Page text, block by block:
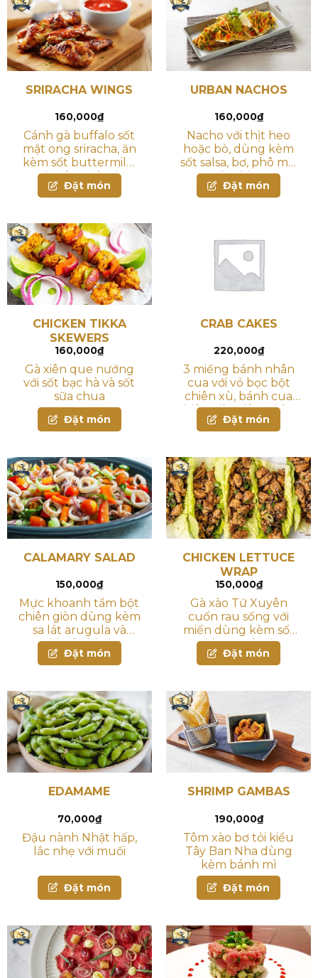
SRIRACHA WINGS
160,000₫
Cánh gà buffalo sốt
mật ong sriracha, ăn
kèm sốt buttermilk,
cần tây & cà rốt
Đặt món
URBAN NACHOS
160,000₫
Nacho với thịt heo
hoặc bò, dùng kèm
sốt salsa, bơ, phô mai
cheddar
Đặt món
CHICKEN TIKKA
SKEWERS
160,000₫
Gà xiên que nướng
với sốt bạc hà và sốt
sữa chua
Đặt món
CRAB CAKES
220,000₫
3 miếng bánh nhân
cua với vỏ bọc bột
chiên xù, bánh cua
chiên giòn dùng kèm
bắp áp chảo và hành
Đặt món
CALAMARY SALAD
150,000₫
Mực khoanh tẩm bột
chiên giòn dùng kèm
sa lát arugula và
giấm balsimic
Đặt món
CHICKEN LETTUCE
WRAP
150,000₫
Gà xào Tứ Xuyên
cuốn rau sống với
miến dùng kèm sốt
đậu phộng và sốt sữa
chua
Đặt món
EDAMAME
70,000₫
Đậu nành Nhật hấp,
lắc nhẹ với muối
Đặt món
SHRIMP GAMBAS
190,000₫
Tôm xào bơ tỏi kiểu
Tây Ban Nha dùng
kèm bánh mì
Đặt món